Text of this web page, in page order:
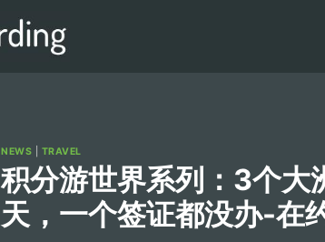
NEWS TRAVEL
积分游世界系列：3个
天，一个签证都没办-在